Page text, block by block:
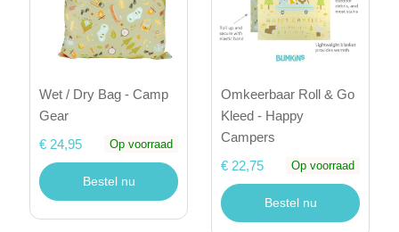
Wet / Dry Bag - Camp
Gear
€ 24,95
Op voorraad
Bestel nu
Omkeerbaar Roll & Go
Kleed - Happy
Campers
€ 22,75
Op voorraad
Bestel nu